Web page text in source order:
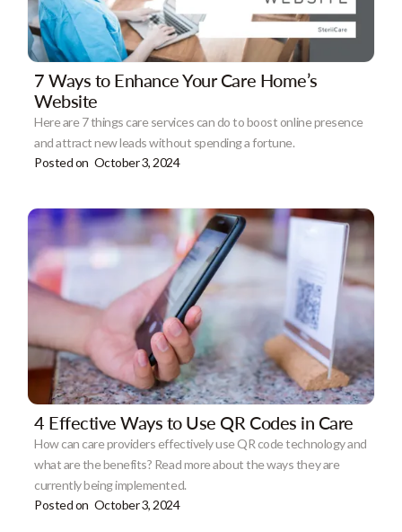
7 Ways to Enhance Your Care Home’s
Website
Here are 7 things care services can do to boost online presence
and attract new leads without spending a fortune.
Posted on October 3, 2024
4 Effective Ways to Use QR Codes in Care
How can care providers effectively use QR code technology and
what are the benefits? Read more about the ways they are
currently being implemented.
Posted on October 3, 2024